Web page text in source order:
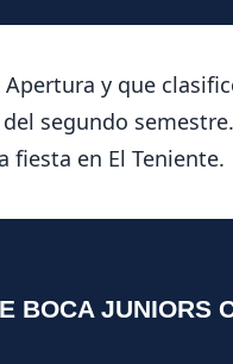
y que
segundo
en El Teniente.
BOCA JUNIORS